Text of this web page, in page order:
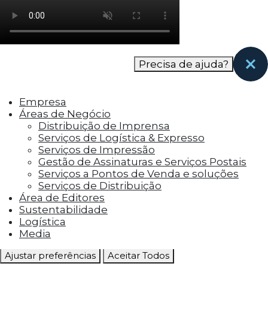
como os visitantes interagem com o site. Esses
cookies ajudam a fornecer informações sobre
as métricas do número de visitantes, taxa de
rejeição, origem do tráfego, etc.
funcionalidades, como compartilhar o
conteúdo do site em plataformas de social
media, coletar feedbacks e outros recursos de
terceiros.
Cookies Marketing
Os cookies de marketing são usados para
entregar aos visitantes anúncios
personalizados com base nas páginas que eles
visitaram antes e analisar a eficácia da
campanha publicitária.
Ajustar preferências Aceitar Todos
Precisa de ajuda?
Empresa
Áreas de Negócio
Distribuição de Imprensa
Serviços de Logística & Expresso
Serviços de Impressão
Gestão de Assinaturas e Serviços Postais
Serviços a Pontos de Venda e soluções
Serviços de Distribuição
Área de Editores
Sustentabilidade
Logística
Media